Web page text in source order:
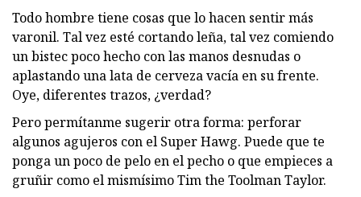
Todo hombre tiene cosas que lo hacen sentir más
varonil. Tal vez esté cortando leña, tal vez comiendo
un bistec poco hecho con las manos desnudas o
aplastando una lata de cerveza vacía en su frente.
Oye, diferentes trazos, ¿verdad?
Pero permítanme sugerir otra forma: perforar
algunos agujeros con el Super Hawg. Puede que te
ponga un poco de pelo en el pecho o que empieces a
gruñir como el mismísimo Tim the Toolman Taylor.